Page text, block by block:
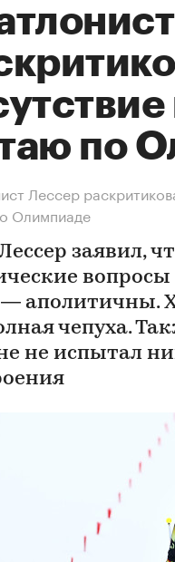
по
Лессер
Олимпиаде
заявил,
аполитичны.
чепуха.
не испытал